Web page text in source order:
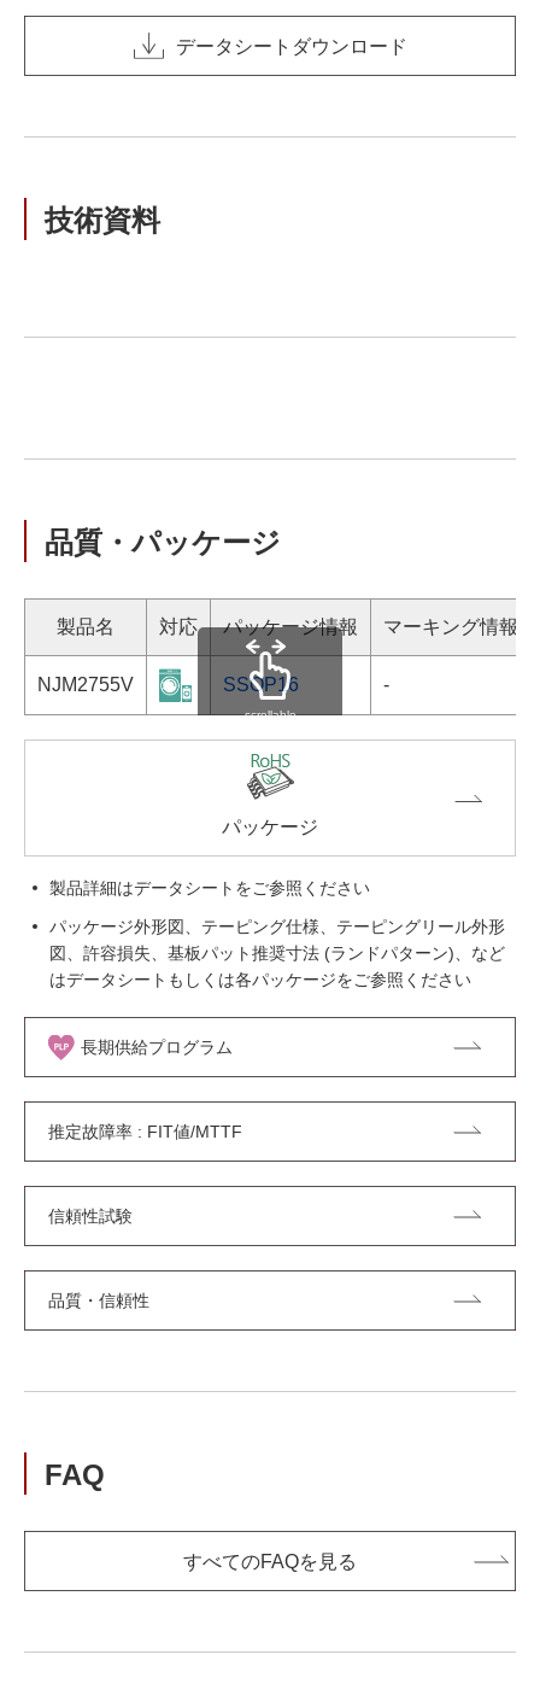
データシートダウンロード
技術資料
品質・パッケージ
製品名 対応 パッケージ情報 マーキング情報
NJM2755V SSOP16 -
scrollable
パッケージ
製品詳細はデータシートをご参照ください
パッケージ外形図、テーピング仕様、テーピングリール外形
図、許容損失、基板パット推奨寸法 (ランドパターン)、など
はデータシートもしくは各パッケージをご参照ください
長期供給プログラム
推定故障率 : FIT値/MTTF
信頼性試験
品質・信頼性
FAQ
すべてのFAQを見る